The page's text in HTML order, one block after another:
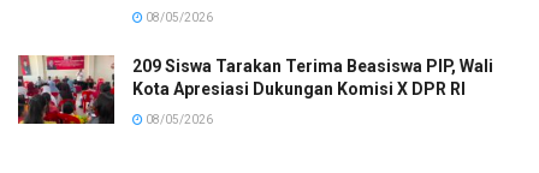
08/05/2026
209 Siswa Tarakan Terima Beasiswa PIP, Wali
Kota Apresiasi Dukungan Komisi X DPR RI
08/05/2026